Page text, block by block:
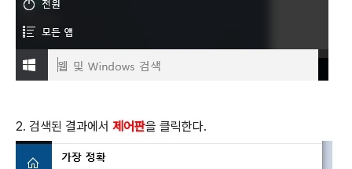
2. 검색된 결과에서 제어판을 클릭한다.